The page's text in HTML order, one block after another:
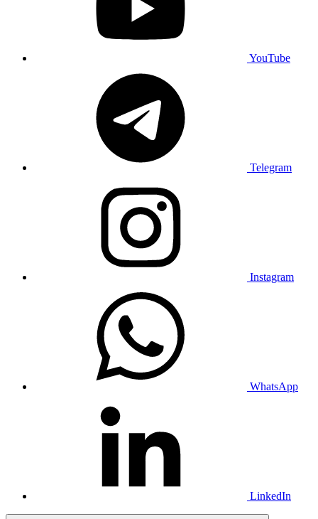
YouTube
Telegram
Instagram
WhatsApp
LinkedIn